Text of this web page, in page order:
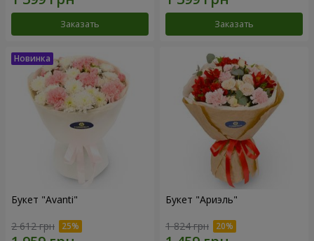
Заказать Заказать
Букет "Avanti"
2 612 грн
Букет "Ариэль"
1 824 грн